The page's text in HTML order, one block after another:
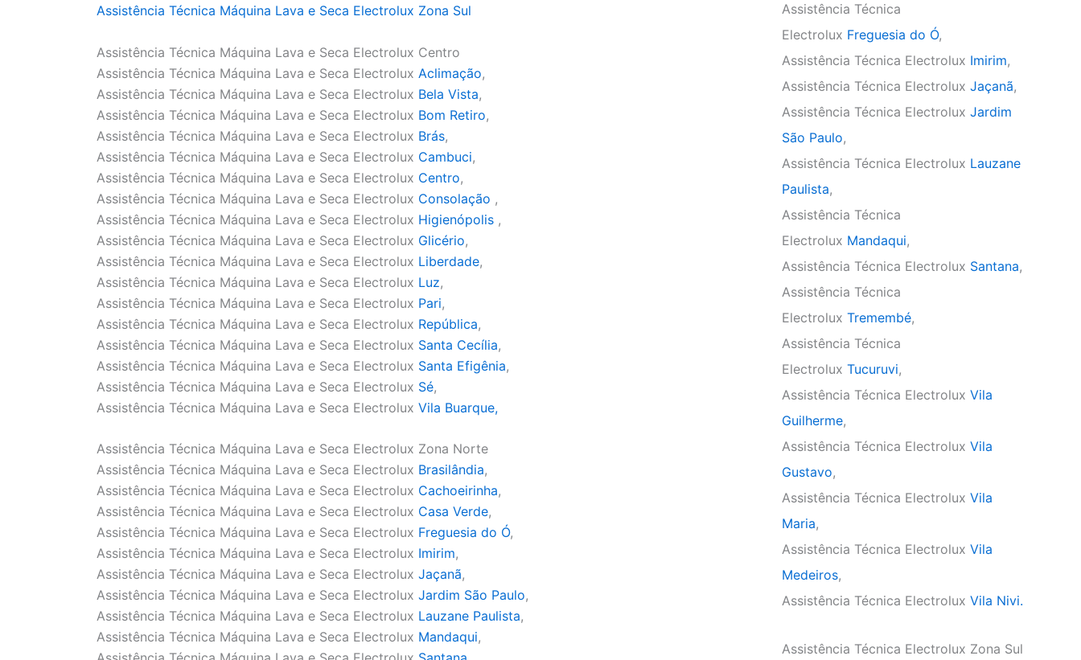
Assistência Técnica Máquina Lava e Seca Electrolux Zona Sul
Assistência Técnica Máquina Lava e Seca Electrolux Centro
Assistência Técnica Máquina Lava e Seca Electrolux Aclimação,
Assistência Técnica Máquina Lava e Seca Electrolux Bela Vista,
Assistência Técnica Máquina Lava e Seca Electrolux Bom Retiro,
Assistência Técnica Máquina Lava e Seca Electrolux Brás,
Assistência Técnica Máquina Lava e Seca Electrolux Cambuci,
Assistência Técnica Máquina Lava e Seca Electrolux Centro,
Assistência Técnica Máquina Lava e Seca Electrolux Consolação ,
Assistência Técnica Máquina Lava e Seca Electrolux Higienópolis ,
Assistência Técnica Máquina Lava e Seca Electrolux Glicério,
Assistência Técnica Máquina Lava e Seca Electrolux Liberdade,
Assistência Técnica Máquina Lava e Seca Electrolux Luz,
Assistência Técnica Máquina Lava e Seca Electrolux Pari,
Assistência Técnica Máquina Lava e Seca Electrolux República,
Assistência Técnica Máquina Lava e Seca Electrolux Santa Cecília,
Assistência Técnica Máquina Lava e Seca Electrolux Santa Efigênia,
Assistência Técnica Máquina Lava e Seca Electrolux Sé,
Assistência Técnica Máquina Lava e Seca Electrolux Vila Buarque,
Assistência Técnica Máquina Lava e Seca Electrolux Zona Norte
Assistência Técnica Máquina Lava e Seca Electrolux Brasilândia,
Assistência Técnica Máquina Lava e Seca Electrolux Cachoeirinha,
Assistência Técnica Máquina Lava e Seca Electrolux Casa Verde,
Assistência Técnica Máquina Lava e Seca Electrolux Freguesia do Ó,
Assistência Técnica Máquina Lava e Seca Electrolux Imirim,
Assistência Técnica Máquina Lava e Seca Electrolux Jaçanã,
Assistência Técnica Máquina Lava e Seca Electrolux Jardim São Paulo,
Assistência Técnica Máquina Lava e Seca Electrolux Lauzane Paulista,
Assistência Técnica Máquina Lava e Seca Electrolux Mandaqui,
Assistência Técnica
Electrolux Freguesia do Ó,
Assistência Técnica Electrolux Imirim,
Assistência Técnica Electrolux Jaçanã,
Assistência Técnica Electrolux Jardim
São Paulo,
Assistência Técnica Electrolux Lauzane
Paulista,
Assistência Técnica
Electrolux Mandaqui,
Assistência Técnica Electrolux Santana,
Assistência Técnica
Electrolux Tremembé,
Assistência Técnica
Electrolux Tucuruvi,
Assistência Técnica Electrolux Vila
Guilherme,
Assistência Técnica Electrolux Vila
Gustavo,
Assistência Técnica Electrolux Vila
Maria,
Assistência Técnica Electrolux Vila
Medeiros,
Assistência Técnica Electrolux Vila Nivi.
Assistência Técnica Electrolux Zona Sul